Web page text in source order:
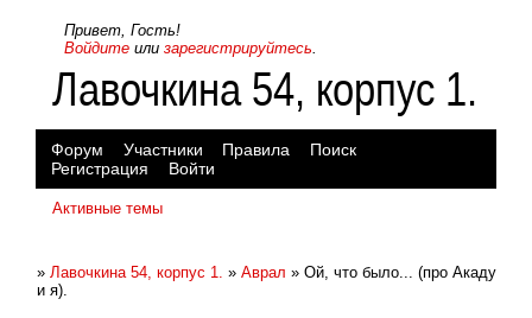
Лавочкина 54, корпус 1.
Форум Участники Правила
Поиск
Регистрация
Войти
Активные темы
Привет, Гость!
Войдите или зарегистрируйтесь.
» Лавочкина 54, корпус 1. » Аврал » Ой, что было... (про Акаду
и я).